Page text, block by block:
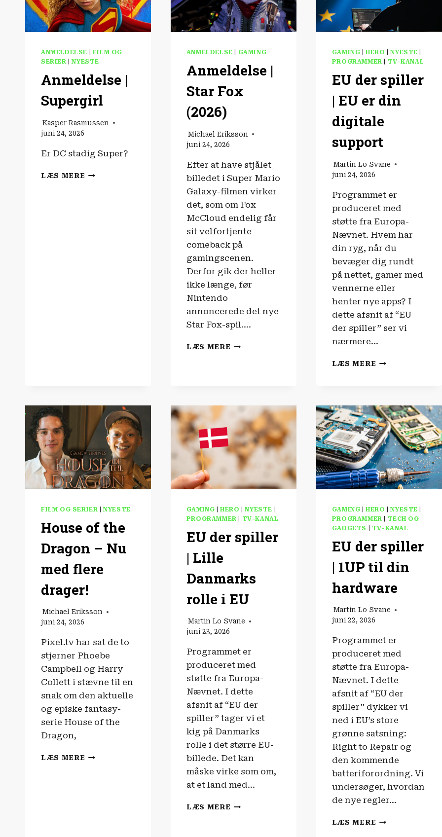
ANMELDELSE
FILM OG
SERIER |NYESTE
Anmeldelse |
Supergirl
Kasper Rasmussen
juni 24, 2026
Er DC stadig Super?
LÆS MERE ANMELDELSE
ANMELDELSE GAMING
Anmeldelse |
Star Fox
(2026)
Michael Eriksson
juni 24, 2026
Efter at have stjålet
billedet i Super Mario
Galaxy-filmen virker
det, som om Fox
McCloud endelig får
sit velfortjente
comeback på
gamingscenen.
Derfor gik der heller
ikke længe, før
Nintendo
annoncerede det nye
Star Fox-spil….
LÆS MERE ANMELDELSE
GAMING |HERO |NYESTE
PROGRAMMER
TV-KANAL
EU der spiller
| EU er din
digitale
support
Martin Lo Svane
juni 24, 2026
Programmet er
produceret med
støtte fra Europa-
Nævnet. Hvem har
din ryg, når du
bevæger dig rundt
på nettet, gamer med
vennerne eller
henter nye apps? I
dette afsnit af “EU
der spiller” ser vi
nærmere…
LÆS MERE EU
ER
DIN
DIGITALE
SUPPORT
FILM OG SERIER |NYESTE
House of the
Dragon – Nu
med flere
drager!
Michael Eriksson
juni 24, 2026
Pixel.tv har sat de to
stjerner Phoebe
Campbell og Harry
Collett i stævne til en
snak om den aktuelle
og episke fantasy-
serie House of the
Dragon,
LÆS MERE HOUSE
GAMING |HERO |NYESTE
PROGRAMMER
TV-KANAL
EU der spiller
| Lille
Danmarks
rolle i EU
Martin Lo Svane
juni 23, 2026
Programmet er
produceret med
støtte fra Europa-
Nævnet. I dette
afsnit af “EU der
spiller” tager vi et
kig på Danmarks
rolle i det større EU-
billede. Det kan
måske virke som om,
at et land med…
LÆS MERE EU
GAMING |HERO |NYESTE
PROGRAMMER
TECH OG
GADGETS
TV-KANAL
EU der spiller
| 1UP til din
hardware
Martin Lo Svane
juni 22, 2026
Programmet er
produceret med
støtte fra Europa-
Nævnet. I dette
afsnit af “EU der
spiller” dykker vi
ned i EU’s store
grønne satsning:
Right to Repair og
den kommende
batteriforordning. Vi
undersøger, hvordan
de nye regler…
LÆS MERE EU